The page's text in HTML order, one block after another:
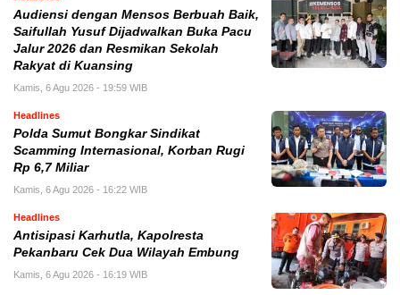
Audiensi dengan Mensos Berbuah Baik,
Saifullah Yusuf Dijadwalkan Buka Pacu
Jalur 2026 dan Resmikan Sekolah
Rakyat di Kuansing
Kamis, 6 Agu 2026 - 19:59 WIB
Headlines
Polda Sumut Bongkar Sindikat
Scamming Internasional, Korban Rugi
Rp 6,7 Miliar
Kamis, 6 Agu 2026 - 16:22 WIB
Headlines
Antisipasi Karhutla, Kapolresta
Pekanbaru Cek Dua Wilayah Embung
Kamis, 6 Agu 2026 - 16:19 WIB